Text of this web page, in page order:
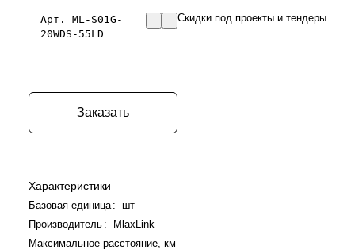
Арт. ML-S01G-
20WDS-55LD
Заказать
Характеристики
Базовая единица : шт
Производитель :
MlaxLink
Максимальное расстояние, км
Скидки под проекты и тендеры